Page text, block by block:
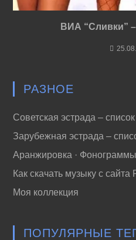
ВИА “Сливки”
РАЗНОЕ
Советская эстрада –
Зарубежная эстрада –
Аранжировка · Фонограммы
Как скачать музыку с сайта
Моя коллекция
ПОПУЛЯРНЫЕ